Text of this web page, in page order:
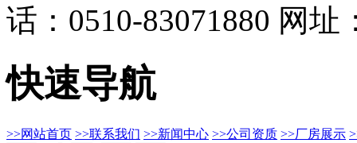
话：0510-83071880 网址
快速导航
>>网站首页 >>联系我们 >>新闻中心 >>公司资质 >>厂房展示